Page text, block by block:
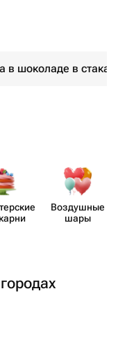
в шоколаде в
Воздушные
шары